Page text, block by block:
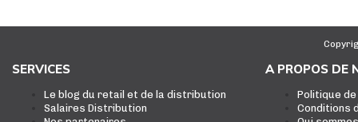
SERVICES
Le blog du retail et de la distribution
Salaires Distribution
A PROPOS DE
Politique
Conditions